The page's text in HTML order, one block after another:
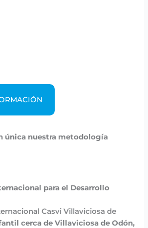
única nuestra metodología
para el Desarrollo
Casvi Villaviciosa de
cerca de Villaviciosa de Odón,